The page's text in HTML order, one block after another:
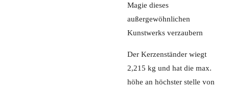
Magie dieses
außergewöhnlichen
Kunstwerks verzaubern
Der Kerzenständer wiegt
2,215 kg und hat die max.
höhe an höchster stelle von